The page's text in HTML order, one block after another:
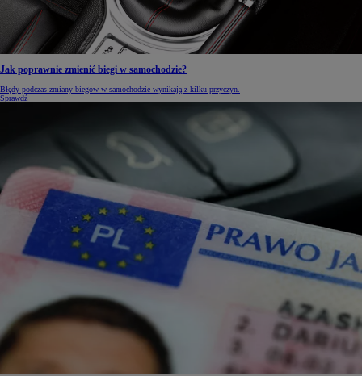
Jak poprawnie zmienić biegi w samochodzie?
Błędy podczas zmiany biegów w samochodzie wynikają z kilku przyczyn.
Sprawdź